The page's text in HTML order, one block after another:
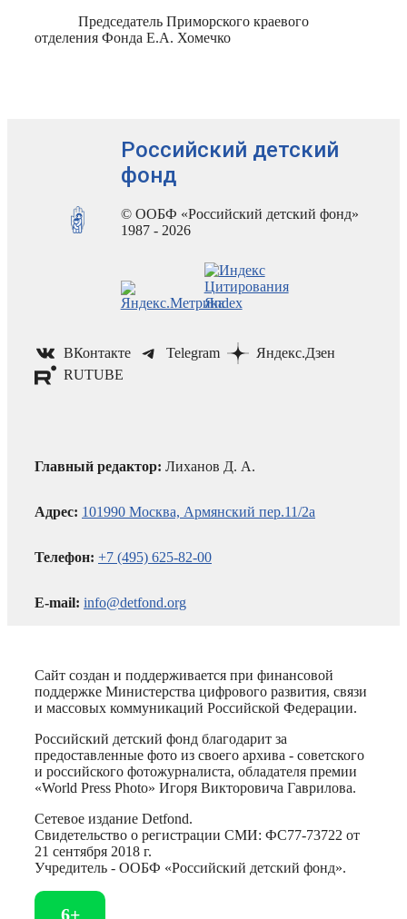
Председатель Приморского краевого
отделения Фонда Е.А. Хомечко
Российский детский
фонд
© ООБФ «Российский детский фонд»
1987 - 2026
ВКонтакте Telegram
Яндекс.Дзен
RUTUBE
Главный редактор: Лиханов Д. А.
Адрес: 101990 Москва, Армянский пер.11/2а
Телефон: +7 (495) 625-82-00
E-mail: info@detfond.org
Сайт создан и поддерживается при финансовой
поддержке Министерства цифрового развития, связи
и массовых коммуникаций Российской Федерации.
Российский детский фонд благодарит за
предоставленные фото из своего архива - советского
и российского фотожурналиста, обладателя премии
«World Press Photo» Игоря Викторовича Гаврилова.
Сетевое издание Detfond.
Свидетельство о регистрации СМИ: ФС77-73722 от
21 сентября 2018 г.
Учредитель - ООБФ «Российский детский фонд».
6+